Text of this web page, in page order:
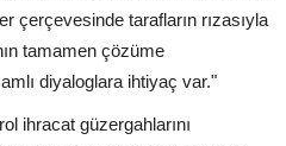
çerçevesinde tarafların rızasıyla
tamamen çözüme
diyaloglara ihtiyaç var."
ihracat güzergahlarını